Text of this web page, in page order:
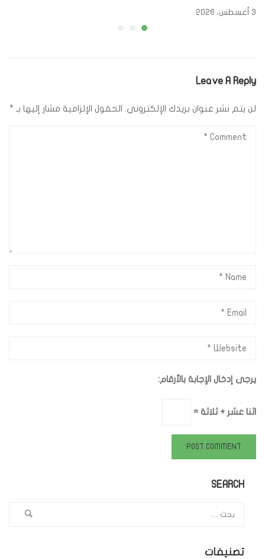
3 أغسطس، 2026
Leave A Reply
لن يتم نشر عنوان بريدك الإلكتروني. الحقول الإلزامية مشار إليها بـ *
يرجى إدخال الإجابة بالأرقام:
اثنا عشر + ثلاثة =
SEARCH
تصنيفات